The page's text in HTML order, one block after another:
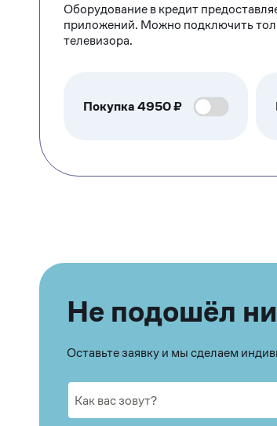
Оборудование в кредит
приложений. Можно подключить
телевизора.
Покупка4950₽
Не подошёл
Оставьте заявку и мы сделаем